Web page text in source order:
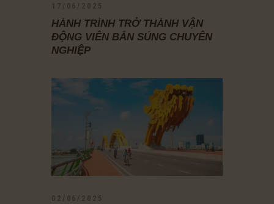
17/06/2025
HÀNH TRÌNH TRỞ THÀNH VẬN
ĐỘNG VIÊN BẮN SÚNG CHUYÊN
NGHIỆP
02/06/2025